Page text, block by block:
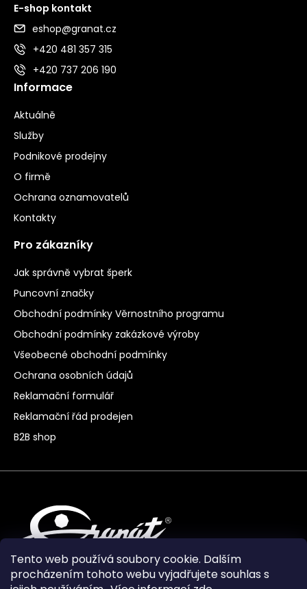
Tento web používá soubory cookie. Dalším
procházením tohoto webu vyjadřujete souhlas s
E-shop kontakt
eshop@granat.cz
+420 481 357 315
+420 737 206 190
Informace
Aktuálně
Služby
Podnikové prodejny
O firmě
Ochrana oznamovatelů
Kontakty
Pro zákazníky
Jak správně vybrat šperk
Puncovní značky
Obchodní podmínky Věrnostního programu
Obchodní podmínky zakázkové výroby
Všeobecné obchodní podmínky
Ochrana osobních údajů
Reklamační formulář
Reklamační řád prodejen
B2B shop